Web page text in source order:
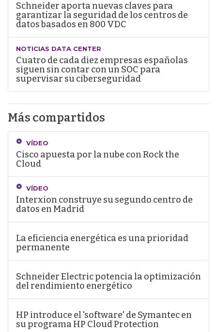
Schneider aporta nuevas claves para
garantizar la seguridad de los centros de
datos basados en 800 VDC
NOTICIAS DATA CENTER
Cuatro de cada diez empresas españolas
siguen sin contar con un SOC para
supervisar su ciberseguridad
Más compartidos
VÍDEO
Cisco apuesta por la nube con Rock the
Cloud
VÍDEO
Interxion construye su segundo centro de
datos en Madrid
La eficiencia energética es una prioridad
permanente
Schneider Electric potencia la optimización
del rendimiento energético
HP introduce el 'software' de Symantec en
su programa HP Cloud Protection